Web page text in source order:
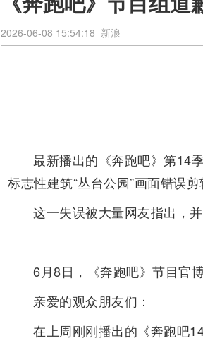
2026-06-08 15:54:18 新浪
最新播出的《奔跑吧》第14
标志性建筑“丛台公园”画面错误剪
这一失误被大量网友指出，
6月8日，《奔跑吧》节目官
亲爱的观众朋友们：
在上周刚刚播出的《奔跑吧